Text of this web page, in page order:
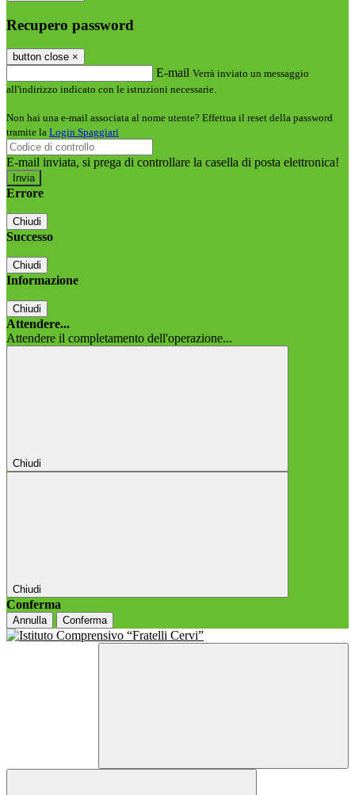
Recupero password
button close ×
E-mail Verrà inviato un messaggio
all'indirizzo indicato con le istruzioni necessarie.
Non hai una e-mail associata al nome utente? Effettua il reset della password
tramite la Login Spaggiari
E-mail inviata, si prega di controllare la casella di posta elettronica!
Errore
Chiudi
Successo
Chiudi
Informazione
Chiudi
Attendere...
Attendere il completamento dell'operazione...
Chiudi
Chiudi
Conferma
Annulla Conferma